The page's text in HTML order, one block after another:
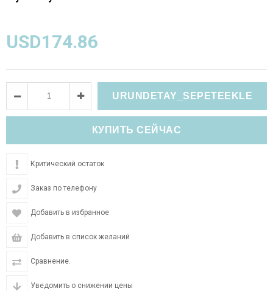
USD174.86
Критический остаток
Заказ по телефону
Добавить в избранное
Добавить в список желаний
Сравнение.
Уведомить о снижении цены